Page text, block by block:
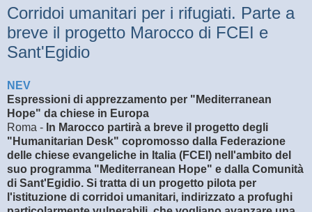
Corridoi umanitari per i rifugiati. Parte a
breve il progetto Marocco di FCEI e
Sant'Egidio
NEV
Espressioni di apprezzamento per "Mediterranean
Hope" da chiese in Europa
Roma - In Marocco partirà a breve il progetto degli
"Humanitarian Desk" copromosso dalla Federazione
delle chiese evangeliche in Italia (FCEI) nell'ambito del
suo programma "Mediterranean Hope" e dalla Comunità
di Sant'Egidio. Si tratta di un progetto pilota per
l'istituzione di corridoi umanitari, indirizzato a profughi